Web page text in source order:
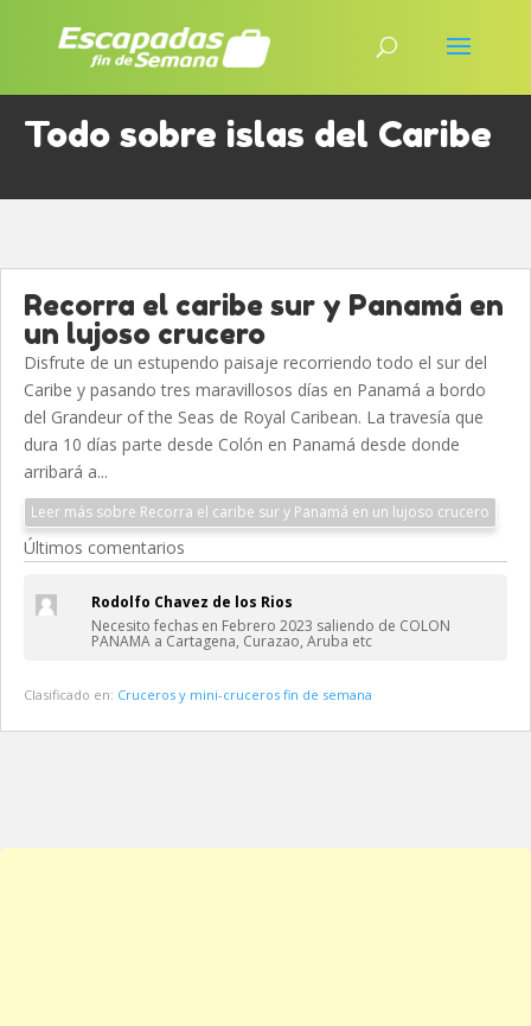
Todo sobre islas del Caribe
Recorra el caribe sur y Panamá en
un lujoso crucero
Disfrute de un estupendo paisaje recorriendo todo el sur del
Caribe y pasando tres maravillosos días en Panamá a bordo
del Grandeur of the Seas de Royal Caribean. La travesía que
dura 10 días parte desde Colón en Panamá desde donde
arribará a...
Leer más sobre Recorra el caribe sur y Panamá en un lujoso crucero
Últimos comentarios
Rodolfo Chavez de los Rios
Necesito fechas en Febrero 2023 saliendo de COLON
PANAMA a Cartagena, Curazao, Aruba etc
Clasificado en: Cruceros y mini-cruceros fin de semana